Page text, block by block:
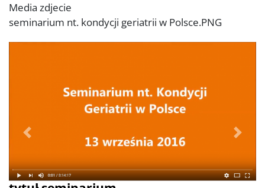
Media zdjecie
seminarium nt. kondycji geriatrii w Polsce.PNG
Poprzednie Dalej